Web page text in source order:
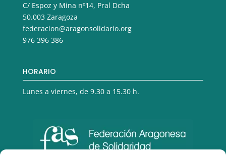
C/ Espoz y Mina nº14, Pral Dcha
50.003 Zaragoza
federacion@aragonsolidario.org
976 396 386
HORARIO
Lunes a viernes, de 9.30 a 15.30 h.